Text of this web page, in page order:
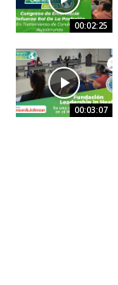
00:02:25
00:03:07